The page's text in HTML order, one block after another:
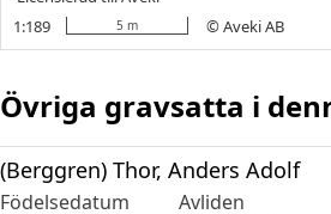
Övriga gravsatta i
(Berggren) Thor, Anders Adolf
Födelsedatum Avliden